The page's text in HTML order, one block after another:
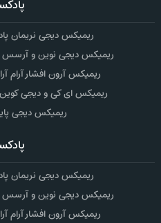
ریمیکس دیجی نریمان
ریمیکس دیجی نوین و آرسس
ریمیکس آرون افشار آرام
ریمیکس ای کی و دیجی کوین
ریمیکس دیجی
ریمیکس دیجی نریمان
ریمیکس دیجی نوین و آرسس
ریمیکس آرون افشار آرام